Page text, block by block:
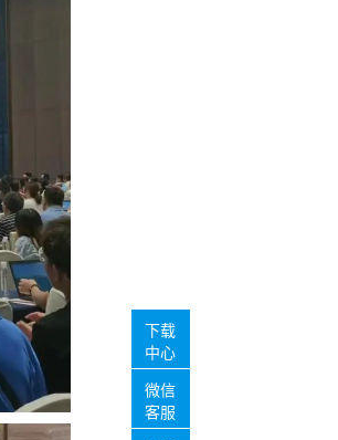
下载
中心
微信
客服